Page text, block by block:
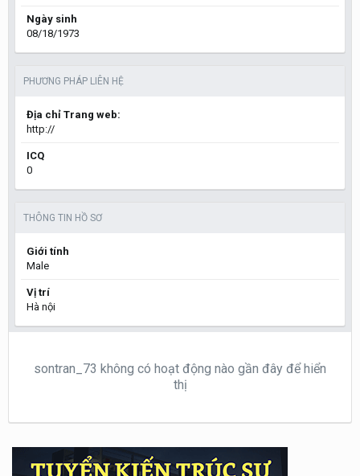
Ngày sinh
08/18/1973
PHƯƠNG PHÁP LIÊN HỆ
Địa chỉ Trang web:
http://
ICQ
0
THÔNG TIN HỒ SƠ
Giới tính
Male
Vị trí
Hà nội
sontran_73 không có hoạt động nào gần đây để hiển
thị